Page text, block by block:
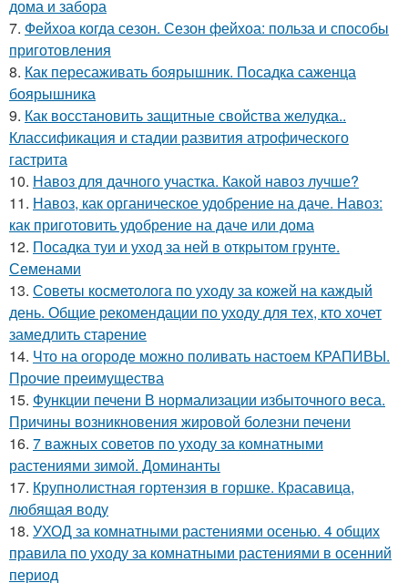
дома и забора
7. Фейхоа когда сезон. Сезон фейхоа: польза и способы
приготовления
8. Как пересаживать боярышник. Посадка саженца
боярышника
9. Как восстановить защитные свойства желудка..
Классификация и стадии развития атрофического
гастрита
10. Навоз для дачного участка. Какой навоз лучше?
11. Навоз, как органическое удобрение на даче. Навоз:
как приготовить удобрение на даче или дома
12. Посадка туи и уход за ней в открытом грунте.
Семенами
13. Советы косметолога по уходу за кожей на каждый
день. Общие рекомендации по уходу для тех, кто хочет
замедлить старение
14. Что на огороде можно поливать настоем КРАПИВЫ.
Прочие преимущества
15. Функции печени В нормализации избыточного веса.
Причины возникновения жировой болезни печени
16. 7 важных советов по уходу за комнатными
растениями зимой. Доминанты
17. Крупнолистная гортензия в горшке. Красавица,
любящая воду
18. УХОД за комнатными растениями осенью. 4 общих
правила по уходу за комнатными растениями в осенний
период